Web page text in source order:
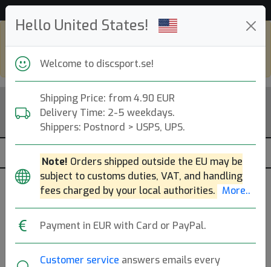
Hello United States!
Welcome to discsport.se!
Shipping Price: from 4.90 EUR
Delivery Time: 2-5 weekdays.
Shippers: Postnord > USPS, UPS.
Note! Orders shipped outside the EU may be
subject to customs duties, VAT, and handling
fees charged by your local authorities. More..
Payment in EUR with Card or PayPal.
Customer service answers emails every
go todiscsport.com
Neon Pink